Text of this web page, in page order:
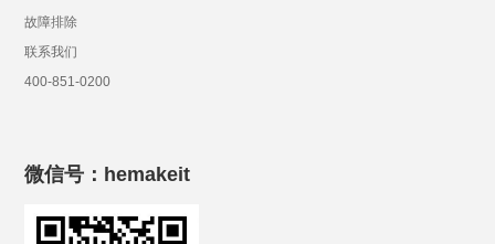
故障排除
联系我们
400-851-0200
微信号：hemakeit